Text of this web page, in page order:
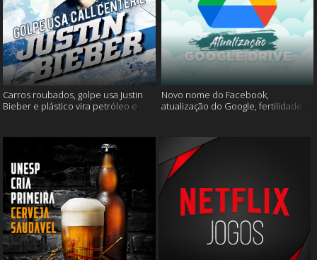
Carros roubados, golpe usa Justin
Bieber e plástico vira petróleo e
Novo nome do Facebook,
atualização do Google, fertilidade